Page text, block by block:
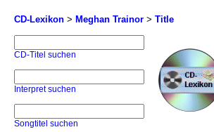
CD-Lexikon > Meghan Trainor > Title
CD-Titel suchen
Interpret suchen
Songtitel suchen